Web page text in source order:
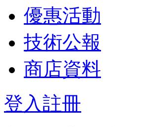
優惠活動
技術公報
商店資料
登入註冊